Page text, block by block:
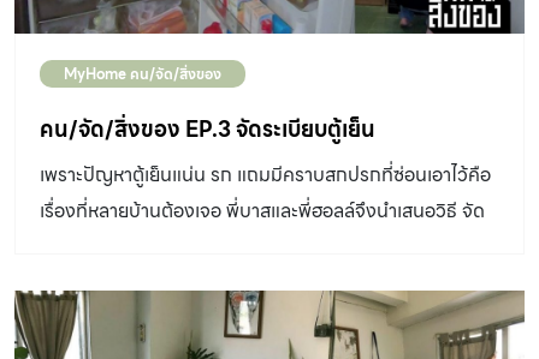
MyHome คน/จัด/สิ่งของ
คน/จัด/สิ่งของ EP.3 จัดระเบียบตู้เย็น
เพราะปัญหาตู้เย็นแน่น รก แถมมีคราบสกปรกที่ซ่อนเอาไว้คือ
เรื่องที่หลายบ้านต้องเจอ พี่บาสและพี่ฮอลล์จึงนำเสนอวิธี จัด